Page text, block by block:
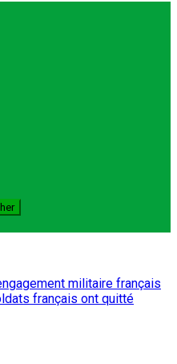
militaire français
français ont quitté